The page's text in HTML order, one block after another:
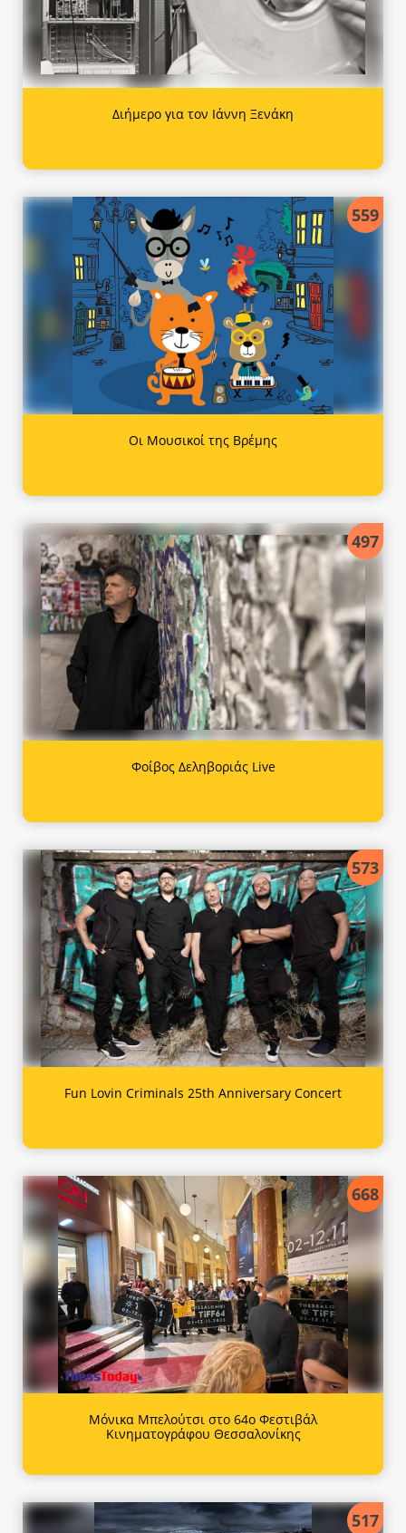
Διήμερο για τον Ιάννη Ξενάκη
559
Οι Μουσικοί της Βρέμης
497
Φοίβος Δεληβοριάς Live
573
Fun Lovin Criminals 25th Anniversary Concert
668
Μόνικα Μπελούτσι στο 64ο Φεστιβάλ
Κινηματογράφου Θεσσαλονίκης
517